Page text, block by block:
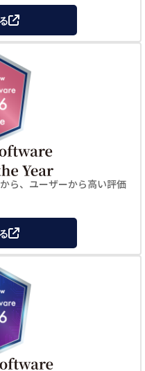
ら、ユーザーから高い評価